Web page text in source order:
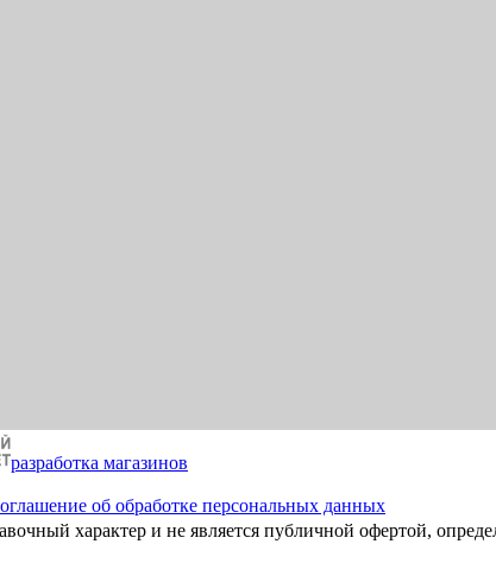
разработка магазинов
об обработке персональных данных
характер и не является публичной офертой,